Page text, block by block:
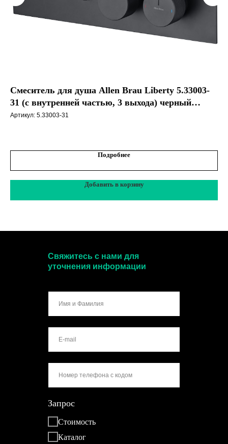
Смеситель для душа Allen Brau Liberty 5.33003-
31 (с внутренней частью, 3 выхода) черный
матовый
Артикул: 5.33003-31
Подробнее
Добавить в корзину
Запрос
Стоимость
Каталог
Свяжитесь с нами для
уточнения информации